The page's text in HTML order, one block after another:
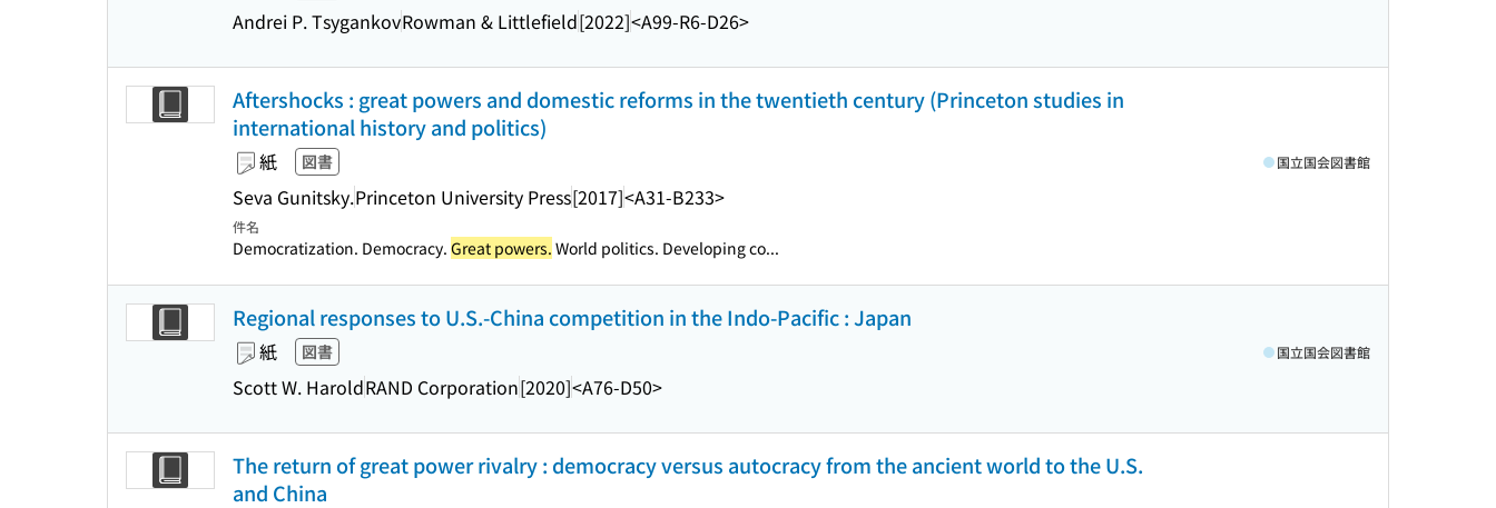
Andrei P. TsygankovRowman & Littlefield[2022]<A99-R6-D26>
Aftershocks : great powers and domestic reforms in the twentieth century (Princeton studies in
international history and politics)
紙 図書
Seva Gunitsky.Princeton University Press[2017]<A31-B233>
国立国会図書館
件名
Democratization. Democracy. Great powers. World politics. Developing co...
Regional responses to U.S.-China competition in the Indo-Pacific : Japan
紙 図書
Scott W. HaroldRAND Corporation[2020]<A76-D50>
国立国会図書館
The return of great power rivalry : democracy versus autocracy from the ancient world to the U.S.
and China